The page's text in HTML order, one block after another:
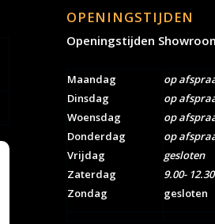
OPENINGSTIJDEN
Openingstijden
Maandag
Dinsdag
Woensdag
Donderdag
Vrijdag
Zaterdag
Zondag
op
op
op
op
gesloten
9.00- 12.30
gesloten